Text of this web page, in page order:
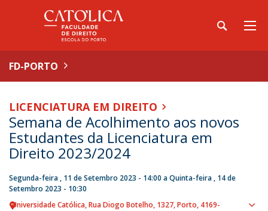
FD-PORTO
LICENCIATURA EM DIREITO
Semana de Acolhimento aos novos
Estudantes da Licenciatura em
Direito 2023/2024
Segunda-feira , 11 de Setembro 2023 - 14:00 aQuinta-feira , 14 de
Setembro 2023 - 10:30
Universidade Católica Rua Diogo Botelho, 1327 Porto 4169-